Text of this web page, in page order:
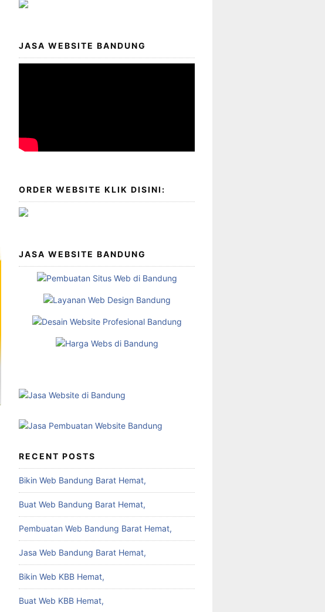
JASA WEBSITE BANDUNG
ORDER WEBSITE KLIK DISINI:
JASA WEBSITE BANDUNG
RECENT POSTS
Bikin Web Bandung Barat Hemat,
Buat Web Bandung Barat Hemat,
Pembuatan Web Bandung Barat Hemat,
Jasa Web Bandung Barat Hemat,
Bikin Web KBB Hemat,
Buat Web KBB Hemat,